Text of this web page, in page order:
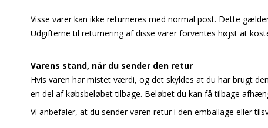
Visse varer kan ikke returneres med normal post. Dette
Udgifterne til returnering af disse varer forventes højst at
Varens stand, når du sender den retur
Hvis varen har mistet værdi, og det skyldes at du har brugt
en del af købsbeløbet tilbage. Beløbet du kan få tilbage
Vi anbefaler, at du sender varen retur i den emballage eller